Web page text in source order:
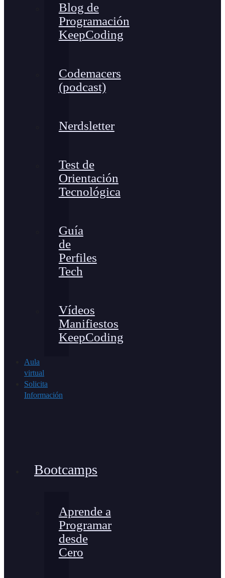
Blog de
Programación
KeepCoding
Codemacers
(podcast)
Nerdsletter
Test de
Orientación
Tecnológica
Guía
de
Perfiles
Tech
Vídeos
Manifiestos
KeepCoding
Aula
virtual
Solicita
Información
Bootcamps
Aprende a
Programar
desde
Cero